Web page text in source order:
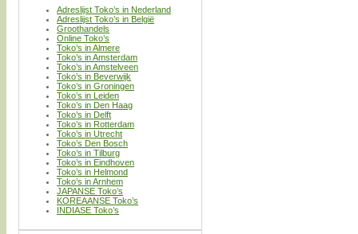
Adreslijst Toko’s in Nederland
Adreslijst Toko’s in België
Groothandels
Online Toko’s
Toko’s in Almere
Toko’s in Amsterdam
Toko’s in Amstelveen
Toko’s in Beverwijk
Toko’s in Groningen
Toko’s in Leiden
Toko’s in Den Haag
Toko’s in Delft
Toko’s in Rotterdam
Toko’s in Utrecht
Toko’s Den Bosch
Toko’s in Tilburg
Toko’s in Eindhoven
Toko’s in Helmond
Toko’s in Arnhem
JAPANSE Toko’s
KOREAANSE Toko’s
INDIASE Toko’s